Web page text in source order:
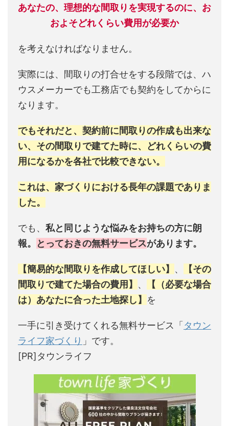
あなたの、理想的な間取りを実現するのに、お
およそどれくらい費用が必要か
を考えなければなりません。
実際には、間取りの打合せをする段階では、ハ
ウスメーカーでも工務店でも契約をしてからに
なります。
でもそれだと、契約前に間取りの作成も出来な
い、その間取りで建てた時に、どれくらいの費
用になるかを各社で比較できない。
これは、家づくりにおける長年の課題でありま
した。
でも、 私と同じような悩みをお持ちの方に朗
報。
とっておきの無料サービスがあります。
【簡易的な間取りを作成してほしい】 、
【その
間取りで建てた場合の費用】 、
【（必要な場合
は）あなたに合った土地探し】 を
一手に引き受けてくれる無料サービス「タウン
ライフ家づくり 」です。
[PR]タウンライフ